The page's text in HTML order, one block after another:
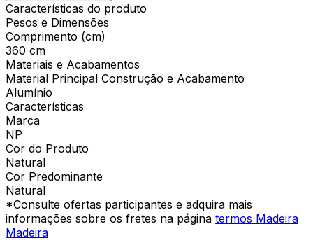
Características do produto
Pesos e Dimensões
Comprimento (cm)
360 cm
Materiais e Acabamentos
Material Principal Construção e Acabamento
Alumínio
Características
Marca
NP
Cor do Produto
Natural
Cor Predominante
Natural
*Consulte ofertas participantes e adquira mais
informações sobre os fretes na página termos Madeira
Madeira